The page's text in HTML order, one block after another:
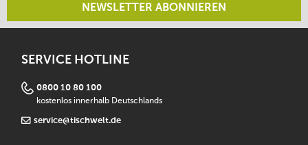
NEWSLETTER ABONNIEREN
SERVICE HOTLINE
0800 10 80 100
kostenlos innerhalb Deutschlands
service@tischwelt.de